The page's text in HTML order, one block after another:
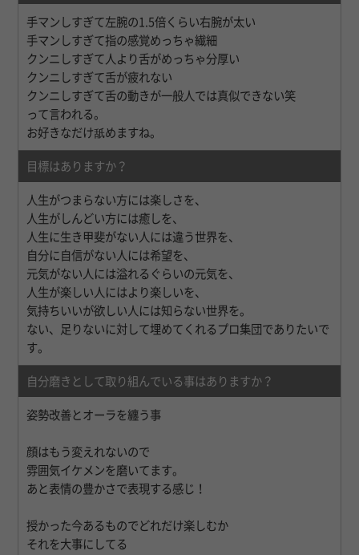
手マンしすぎて左腕の1.5倍くらい右腕が太い
手マンしすぎて指の感覚めっちゃ繊細
クンニしすぎて人より舌がめっちゃ分厚い
クンニしすぎて舌が疲れない
クンニしすぎて舌の動きが一般人では真似できない笑
って言われる。
お好きなだけ舐めますね。
目標はありますか？
人生がつまらない方には楽しさを、
人生がしんどい方には癒しを、
人生に生き甲斐がない人には違う世界を、
自分に自信がない人には希望を、
元気がない人には溢れるぐらいの元気を、
人生が楽しい人にはより楽しいを、
気持ちいいが欲しい人には知らない世界を。
ない、足りないに対して埋めてくれるプロ集団でありたいで
す。
自分磨きとして取り組んでいる事はありますか？
姿勢改善とオーラを纏う事
顔はもう変えれないので
雰囲気イケメンを磨いてます。
あと表情の豊かさで表現する感じ！
授かった今あるものでどれだけ楽しむか
それを大事にしてる